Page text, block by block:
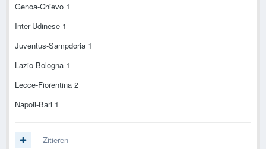
Genoa-Chievo 1
Inter-Udinese 1
Juventus-Sampdoria 1
Lazio-Bologna 1
Lecce-Fiorentina 2
Napoli-Bari 1
Zitieren